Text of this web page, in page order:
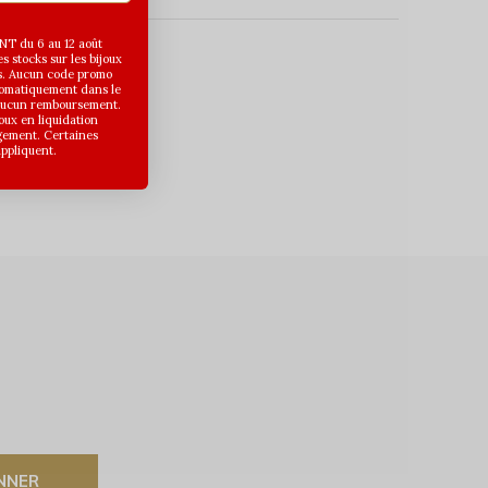
du 6 au 12 août
stocks sur les bijoux
Aucun code promo
dans le
remboursement.
en liquidation
Certaines